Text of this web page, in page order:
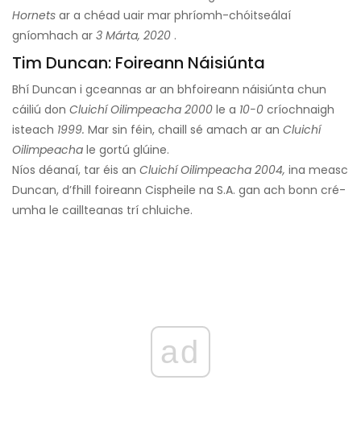
Hornets ar a chéad uair mar phríomh-chóitseálaí
gníomhach ar 3 Márta, 2020 .
Tim Duncan: Foireann Náisiúnta
Bhí Duncan i gceannas ar an bhfoireann náisiúnta chun
cáiliú don Cluichí Oilimpeacha 2000 le a 10-0 críochnaigh
isteach 1999. Mar sin féin, chaill sé amach ar an Cluichí
Oilimpeacha le gortú glúine.
Níos déanaí, tar éis an Cluichí Oilimpeacha 2004, ina measc
Duncan, d’fhill foireann Cispheile na S.A. gan ach bonn cré-
umha le caillteanas trí chluiche.
ad